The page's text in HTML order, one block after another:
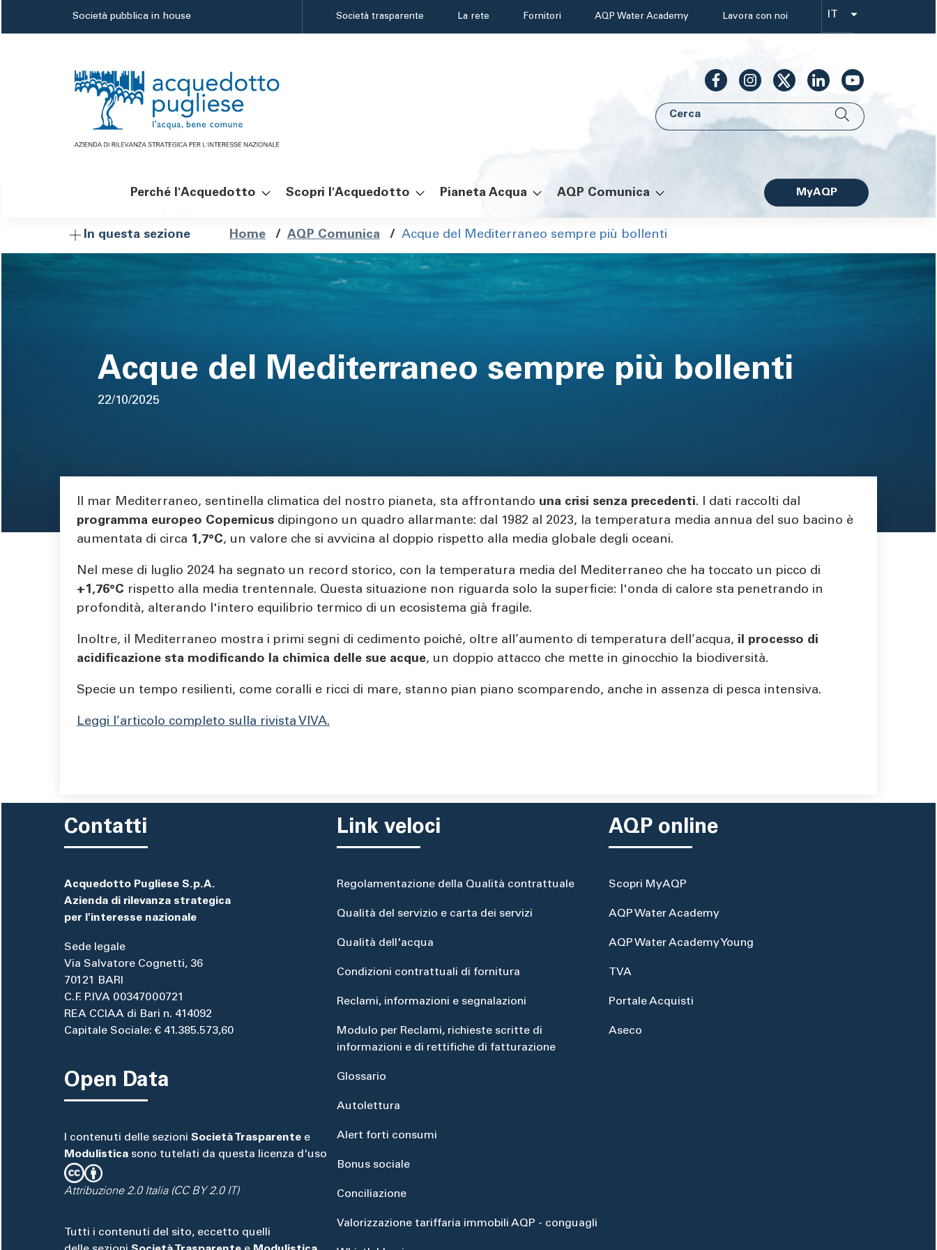
Società pubblica in house
Header
Società trasparente La rete Fornitori AQP Water Academy Lavora con noi
language
Cerca
Navigazione
principale
Perché l'Acquedotto Scopri l'Acquedotto Pianeta Acqua AQP Comunica
AQPMyAQP
In questa sezione
Briciole
di
Home / AQP Comunica / Acque del Mediterraneo sempre più bollenti
Acque del Mediterraneo sempre più bollenti
22/10/2025
Body
Il mar Mediterraneo, sentinella climatica del nostro pianeta, sta affrontando una crisi senza precedenti. I dati raccolti dal
programma europeo Copernicus dipingono un quadro allarmante: dal 1982 al 2023, la temperatura media annua del suo bacino è
aumentata di circa 1,7°C, un valore che si avvicina al doppio rispetto alla media globale degli oceani.
Nel mese di luglio 2024 ha segnato un record storico, con la temperatura media del Mediterraneo che ha toccato un picco di
+1,76°C rispetto alla media trentennale. Questa situazione non riguarda solo la superficie: l'onda di calore sta penetrando in
profondità, alterando l'intero equilibrio termico di un ecosistema già fragile.
Inoltre, il Mediterraneo mostra i primi segni di cedimento poiché, oltre all’aumento di temperatura dell’acqua, il processo di
acidificazione sta modificando la chimica delle sue acque, un doppio attacco che mette in ginocchio la biodiversità.
Specie un tempo resilienti, come coralli e ricci di mare, stanno pian piano scomparendo, anche in assenza di pesca intensiva.
Leggi l’articolo completo sulla rivista VIVA.
Contatti
Acquedotto Pugliese S.p.A.
Azienda di rilevanza strategica
per l'interesse nazionale
Sede legale
Via Salvatore Cognetti, 36
70121 BARI
C.F. P.IVA 00347000721
REA CCIAA di Bari n. 414092
Capitale Sociale: € 41.385.573,60
Open Data
I contenuti delle sezioni Società Trasparente e
Modulistica sono tutelati da questa licenza d'uso
Attribuzione 2.0 Italia (CC BY 2.0 IT)
Tutti i contenuti del sito, eccetto quelli
Link veloci
Regolamentazione della Qualità contrattuale
Qualità del servizio e carta dei servizi
Qualità dell'acqua
Condizioni contrattuali di fornitura
Reclami, informazioni e segnalazioni
Modulo per Reclami, richieste scritte di
informazioni e di rettifiche di fatturazione
Glossario
Autolettura
Alert forti consumi
Bonus sociale
Conciliazione
Valorizzazione tariffaria immobili AQP - conguagli
AQP online
Scopri MyAQP
AQP Water Academy
AQP Water Academy Young
TVA
Portale Acquisti
Aseco